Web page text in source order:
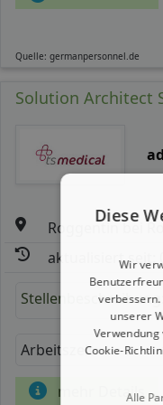
Quelle: germanpersonnel.de
Solution Architect
Roggentin bei
aktualisiert seit:
Stellenbeschreibung:
Arbeitszeit
mehr Details
Diese
Wir
unserer
Cookie-
Alle